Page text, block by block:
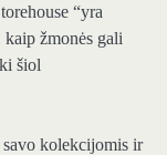
“yra
žmonės gali
šiol
savo kolekcijomis ir